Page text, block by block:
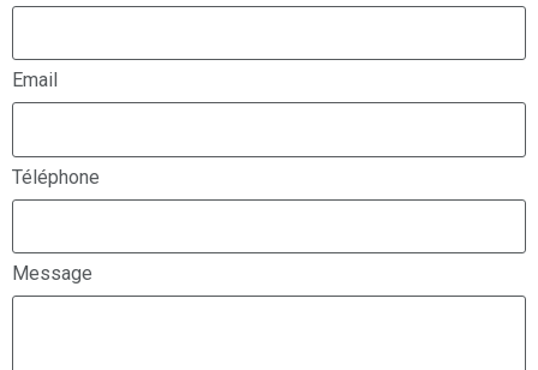
Email
Téléphone
Message